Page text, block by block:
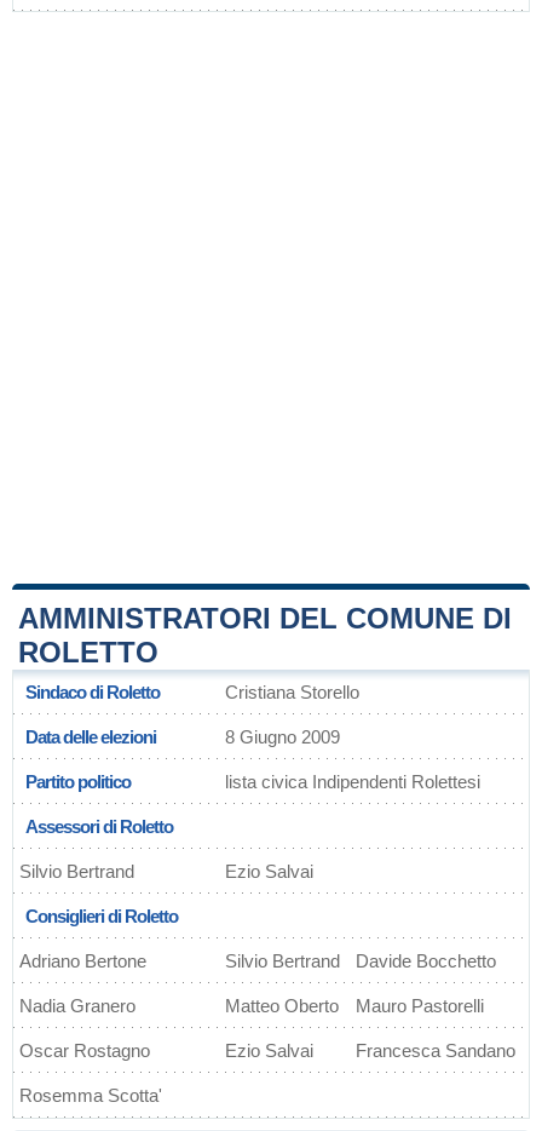
AMMINISTRATORI DEL COMUNE DI
ROLETTO
Sindaco di Roletto Cristiana Storello
Data delle elezioni 8 Giugno 2009
Partito politico lista civica Indipendenti Rolettesi
Assessori di Roletto
Silvio Bertrand Ezio Salvai
Consiglieri di Roletto
Adriano Bertone Silvio Bertrand Davide Bocchetto
Nadia Granero Matteo Oberto Mauro Pastorelli
Oscar Rostagno Ezio Salvai Francesca Sandano
Rosemma Scotta'